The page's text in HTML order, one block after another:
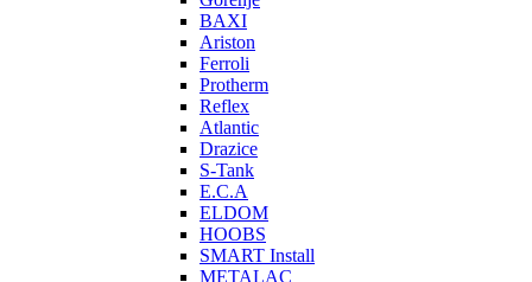
BAXI
Ariston
Ferroli
Protherm
Reflex
Atlantic
Drazice
S-Tank
E.C.A
ELDOM
HOOBS
SMART Install
METALAC